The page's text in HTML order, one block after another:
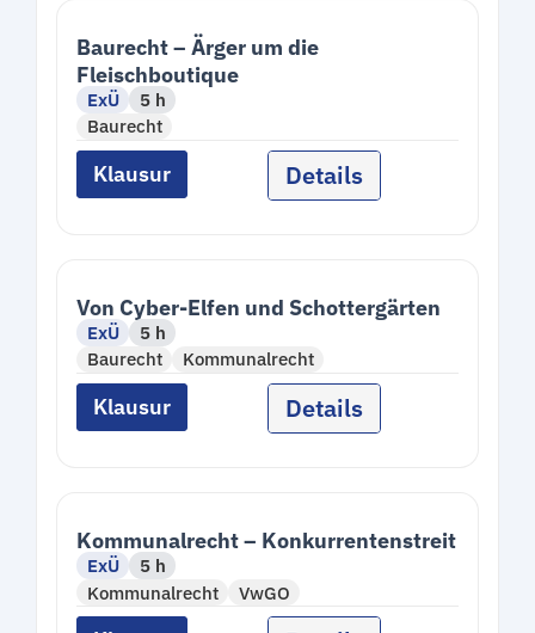
Baurecht – Ärger um die
Fleischboutique
ExÜ
5 h
Baurecht
Klausur Details
Von Cyber-Elfen und Schottergärten
ExÜ
5 h
Baurecht
Kommunalrecht
Klausur Details
Kommunalrecht – Konkurrentenstreit
ExÜ
5 h
Kommunalrecht
VwGO